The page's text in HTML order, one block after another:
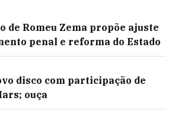
de Romeu Zema propõe ajuste
penal e reforma do Estado
disco com participação de
ouça